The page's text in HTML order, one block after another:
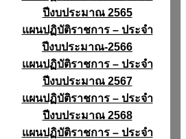
ปีงบประมาณ 2565
แผนปฏิบัติราชการ – ประจำ
ปีงบประมาณ-2566
แผนปฏิบัติราชการ – ประจำ
ปีงบประมาณ 2567
แผนปฏิบัติราชการ – ประจำ
ปีงบประมาณ 2568
แผนปฏิบัติราชการ – ประจำ